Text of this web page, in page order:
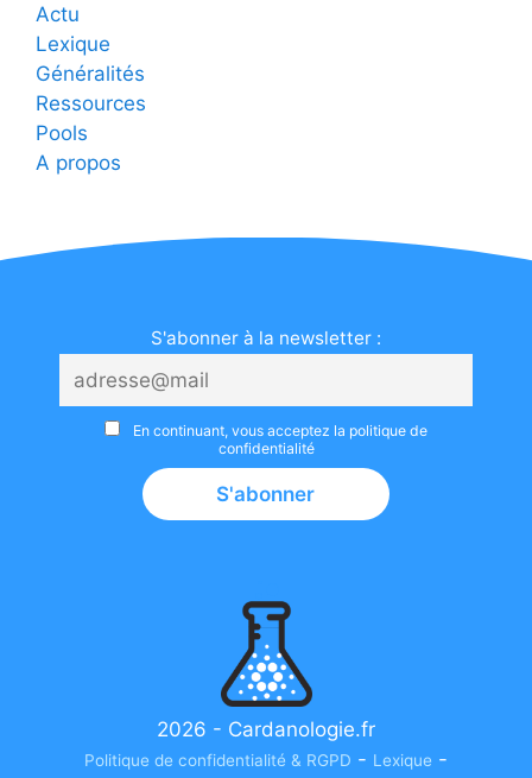
Actu
Lexique
Généralités
Ressources
Pools
A propos
S'abonner à la newsletter :
En continuant, vous acceptez la politique de
confidentialité
2026 - Cardanologie.fr
Politique de confidentialité & RGPD - Lexique -